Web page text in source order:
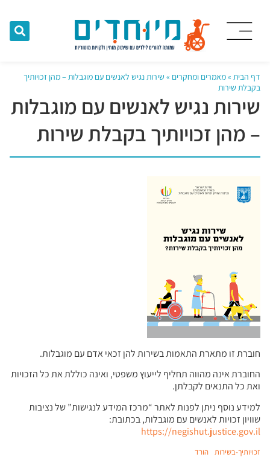
דף הבית »מאמרים ומחקרים » שירות נגיש לאנשים עם מוגבלות – מהן זכויותיך
בקבלת שירות
שירות נגיש לאנשים עם מוגבלות
– מהן זכויותיך בקבלת שירות
חוברת זו מתארת התאמות בשירות להן זכאי אדם עם מוגבלות.
החוברת אינה מהווה תחליף לייעוץ משפטי, ואינה כוללת את כל הזכויות
ואת כל התנאים לקבלתן.
למידע נוסף ניתן לפנות לאתר “מרכז המידע לנגישות” של נציבות
שוויון זכויות לאנשים עם מוגבלות, בכתובת:
https://negishut.justice.gov.il
זכויותיך-בשירות הורד